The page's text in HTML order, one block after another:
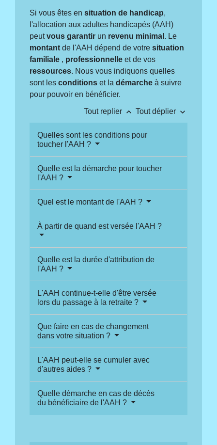
Si vous êtes ensituation de handicap,
l'allocation aux adultes handicapés (AAH)
peutvous garantir un revenu minimal . Le
montant de l'AAH dépend de votre situation
familiale , professionnelle et de vos
ressources. Nous vous indiquons quelles
sont lesconditions et ladémarche à suivre
pour pouvoir en bénéficier.
Tout replier keyboard_arrow_up Tout déplier keyboard_arrow_down
Quelles sont les conditions pour
toucher l'AAH ?
Quelle est la démarche pour toucher
l'AAH ?
Quel est le montant de l'AAH ?
À partir de quand est versée l'AAH ?
Quelle est la durée d'attribution de
l'AAH ?
L'AAH continue-t-elle d'être versée
lors du passage à la retraite ?
Que faire en cas de changement
dans votre situation ?
L'AAH peut-elle se cumuler avec
d'autres aides ?
Quelle démarche en cas de décès
du bénéficiaire de l'AAH ?